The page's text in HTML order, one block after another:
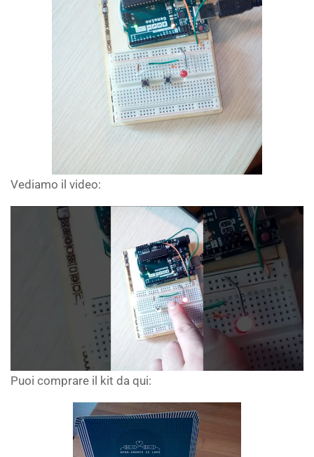
Vediamo il video:
Puoi comprare il kit da qui: